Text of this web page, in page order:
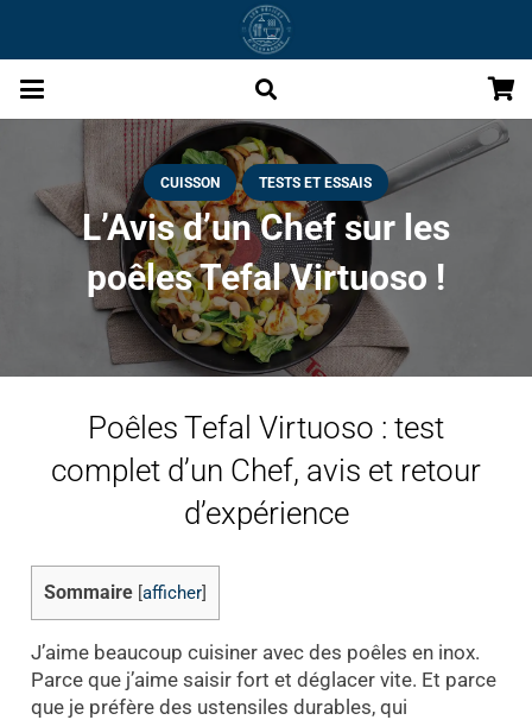
CUISSON TESTS ET ESSAIS
L’Avis d’un Chef sur les
poêles Tefal Virtuoso !
Poêles Tefal Virtuoso : test
complet d’un Chef, avis et retour
d’expérience
Sommaire afficher]
J’aime beaucoup cuisiner avec des poêles en inox.
Parce que j’aime saisir fort et déglacer vite. Et parce
que je préfère des ustensiles durables, qui